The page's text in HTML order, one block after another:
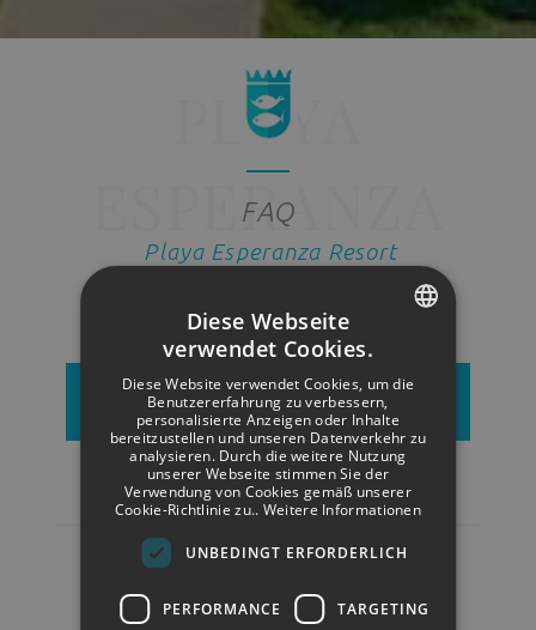
FAQ
Playa Esperanza Resort
Buchungen
Wie komme ich vom nächstgelegenen
Flughafen zum Playa Esperanza Resort?
Ich habe den Flug verpasst und möchte
Rückerstattung erhalten kann.
SPANISH
ENGLISH
GERMAN
Diese Webseite
verwendet Cookies.
Diese Website verwendet Cookies, um die
Benutzererfahrung zu verbessern,
personalisierte Anzeigen oder Inhalte
bereitzustellen und unseren Datenverkehr zu
analysieren. Durch die weitere Nutzung
unserer Webseite stimmen Sie der
Verwendung von Cookies gemäß unserer
Cookie-Richtlinie zu.. Weitere Informationen
UNBEDINGT ERFORDERLICH
PERFORMANCE TARGETING